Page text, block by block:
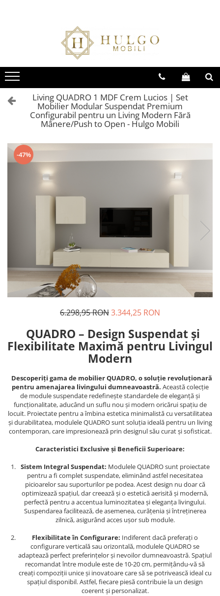
Bucatarie EVORA
Seturi Bucatarie Evora
Corpuri Evora
Bucatarie BLANCA
Seturi Bucatarie Blanca
Corpuri Blanca
Living QUADRO
Colectia QUADRO
Seturi Living QUADRO
Corpuri QUADRO
Seturi Baie Eos
Corpuri Baie Eos
Living QUADRO 1 MDF Crem Lucios | Set
Mobilier Modular Suspendat Premium
Configurabil pentru un Living Modern Fără
Mânere/Push to Open - Hulgo Mobili
-47%
6.298,95 RON3.344,25 RON
QUADRO – Design Suspendat și
Flexibilitate Maximă pentru Livingul
Modern
Descoperiți gama de mobilier QUADRO, o soluție revoluționară
pentru amenajarea livingului dumneavoastră. Această colecție
de module suspendate redefinește standardele de eleganță și
funcționalitate, aducând un suflu nou și modern oricărui spațiu de
locuit. Proiectate pentru a îmbina estetica minimalistă cu versatilitatea
și durabilitatea, modulele QUADRO sunt soluția ideală pentru un living
contemporan, care impresionează prin designul său curat și sofisticat.
Caracteristici Exclusive și Beneficii Superioare:
Sistem Integral Suspendat: Modulele QUADRO sunt proiectate
pentru a fi complet suspendate, eliminând astfel necesitatea
picioarelor sau suporturilor pe podea. Acest design nu doar că
optimizează spațiul, dar creează și o estetică aerisită și modernă,
perfectă pentru a accentua luminozitatea și eleganța livingului.
Suspendarea facilitează, de asemenea, curățenia și întreținerea
zilnică, asigurând acces ușor sub module.
Flexibilitate în Configurare: Indiferent dacă preferați o
configurare verticală sau orizontală, modulele QUADRO se
adaptează perfect preferințelor și nevoilor dumneavoastră. Spațiul
recomandat între module este de 10-20 cm, permițându-vă să
creați compoziții unice și inovatoare care să se potrivească ideal cu
spațiul disponibil. Astfel, fiecare piesă contribuie la un design
coerent și personalizat.